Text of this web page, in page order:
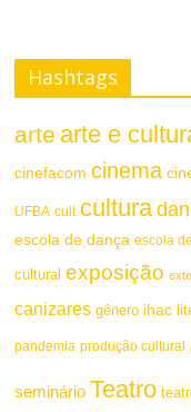
Hashtags
arte arte e
cinefacom cinema
UFBA cult cultura
escola de dança escola
cultural exposição
canizares gênero ihac
pandemia produção cultural
seminário Teatro